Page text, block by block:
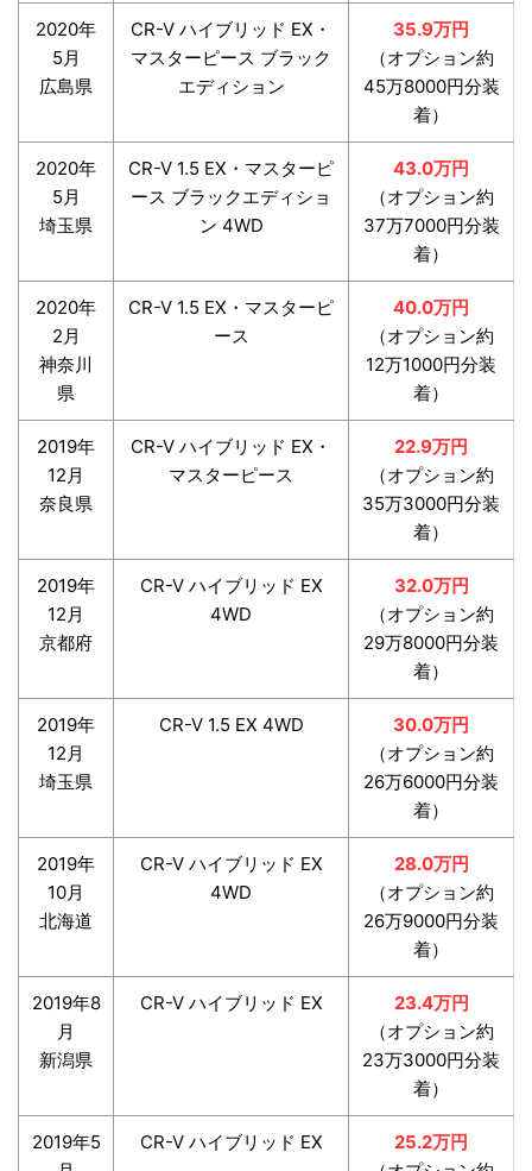
2020年
5月
広島県
CR-V ハイブリッド EX・
マスターピース ブラック
エディション
35.9万円
（オプション約
45万8000円分装
着）
2020年
5月
埼玉県
CR-V 1.5 EX・マスターピ
ース ブラックエディショ
ン 4WD
43.0万円
（オプション約
37万7000円分装
着）
2020年
2月
神奈川
県
CR-V 1.5 EX・マスターピ
ース
40.0万円
（オプション約
12万1000円分装
着）
2019年
12月
奈良県
CR-V ハイブリッド EX・
マスターピース
22.9万円
（オプション約
35万3000円分装
着）
2019年
12月
京都府
CR-V ハイブリッド EX
4WD
32.0万円
（オプション約
29万8000円分装
着）
2019年
12月
埼玉県
CR-V 1.5 EX 4WD
30.0万円
（オプション約
26万6000円分装
着）
2019年
10月
北海道
CR-V ハイブリッド EX
4WD
28.0万円
（オプション約
26万9000円分装
着）
2019年8
月
新潟県
CR-V ハイブリッド EX
23.4万円
（オプション約
23万3000円分装
着）
2019年5
CR-V ハイブリッド EX
25.2万円